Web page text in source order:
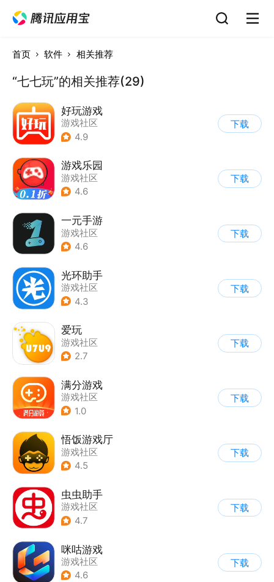
首页 软件 相关推荐
“七七玩”的相关推荐(29)
好玩游戏
游戏社区
4.9
下载
游戏乐园
游戏社区
4.6
下载
一元手游
游戏社区
4.6
下载
光环助手
游戏社区
4.3
下载
爱玩
游戏社区
2.7
下载
满分游戏
游戏社区
1.0
下载
悟饭游戏厅
游戏社区
4.5
下载
虫虫助手
游戏社区
4.7
下载
咪咕游戏
游戏社区
4.6
下载